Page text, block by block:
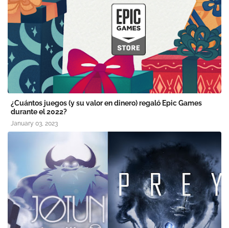
¿Cuántos juegos (y su valor en dinero) regaló Epic Games
durante el 2022?
January 03, 2023